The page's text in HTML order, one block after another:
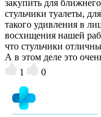
закупить для
стульчики туалеты,
такого удивления в
восхищения нашей
что стульчики
А в этом деле это
1
0